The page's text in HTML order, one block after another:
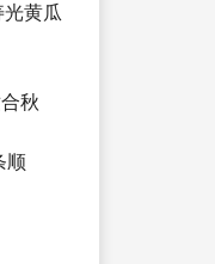
黄瓜
秋
顺